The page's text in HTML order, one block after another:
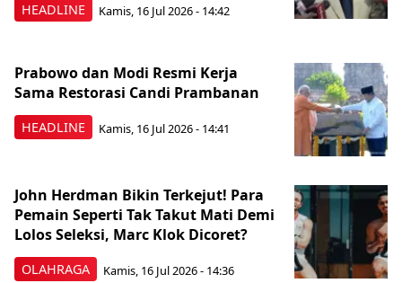
HEADLINE Kamis, 16 Jul 2026 - 14:42
HEADLINE
Prabowo dan Modi Resmi Kerja
Sama Restorasi Candi Prambanan
Kamis, 16 Jul 2026 - 14:41
OLAHRAGA
John Herdman Bikin Terkejut! Para
Pemain Seperti Tak Takut Mati Demi
Lolos Seleksi, Marc Klok Dicoret?
Kamis, 16 Jul 2026 - 14:36